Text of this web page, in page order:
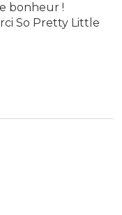
bonheur !
So Pretty Little